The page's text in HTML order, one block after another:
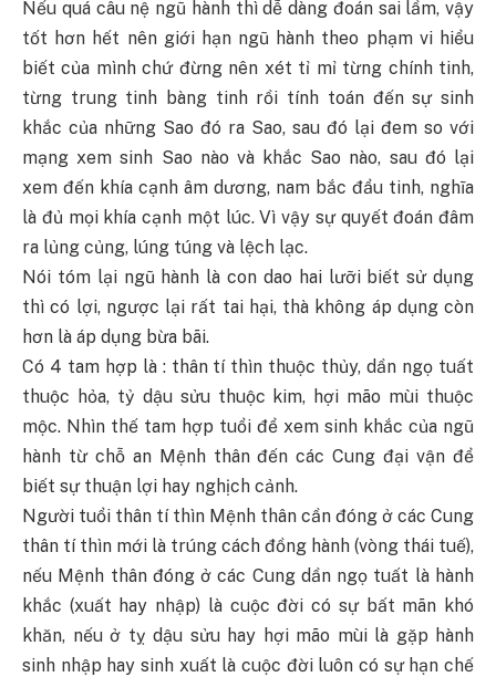
Nếu quá câu nệ ngũ hành thì dễ dàng đoán sai lầm, vậy
tốt hơn hết nên giới hạn ngũ hành theo phạm vi hiểu
biết của mình chứ đừng nên xét tỉ mỉ từng chính tinh,
từng trung tinh bàng tinh rồi tính toán đến sự sinh
khắc của những Sao đó ra Sao, sau đó lại đem so với
mạng xem sinh Sao nào và khắc Sao nào, sau đó lại
xem đến khía cạnh âm dương, nam bắc đẩu tinh, nghĩa
là đủ mọi khía cạnh một lúc. Vì vậy sự quyết đoán đâm
ra lủng củng, lúng túng và lệch lạc.
Nói tóm lại ngũ hành là con dao hai lưỡi biết sử dụng
thì có lợi, ngược lại rất tai hại, thà không áp dụng còn
hơn là áp dụng bừa bãi.
Có 4 tam hợp là : thân tí thìn thuộc thủy, dần ngọ tuất
thuộc hỏa, tỷ dậu sửu thuộc kim, hợi mão mùi thuộc
mộc. Nhìn thế tam hợp tuổi để xem sinh khắc của ngũ
hành từ chỗ an Mệnh thân đến các Cung đại vận để
biết sự thuận lợi hay nghịch cảnh.
Người tuổi thân tí thìn Mệnh thân cần đóng ở các Cung
thân tí thìn mới là trúng cách đồng hành (vòng thái tuế),
nếu Mệnh thân đóng ở các Cung dần ngọ tuất là hành
khắc (xuất hay nhập) là cuộc đời có sự bất mãn khó
khăn, nếu ở tỵ dậu sửu hay hợi mão mùi là gặp hành
sinh nhập hay sinh xuất là cuộc đời luôn có sự hạn chế